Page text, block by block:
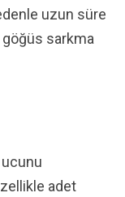
uzun süre
sarkma
adet